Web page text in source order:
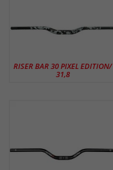
RISER BAR 30 PIXEL EDITION/
31,8